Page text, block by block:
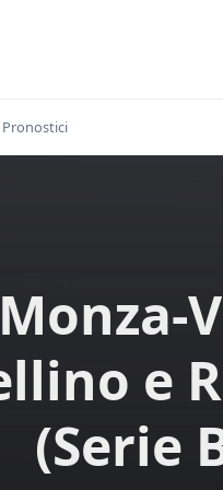
Pronostici
Monza-
e
(Serie